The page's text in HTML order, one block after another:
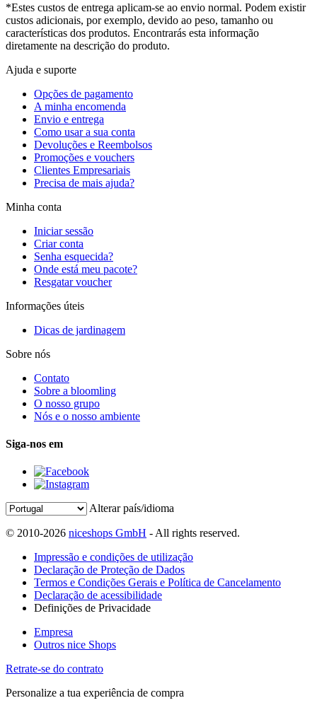
*Estes custos de entrega aplicam-se ao envio normal. Podem existir
custos adicionais, por exemplo, devido ao peso, tamanho ou
características dos produtos. Encontrarás esta informação
diretamente na descrição do produto.
Ajuda e suporte
Opções de pagamento
A minha encomenda
Envio e entrega
Como usar a sua conta
Devoluções e Reembolsos
Promoções e vouchers
Clientes Empresariais
Precisa de mais ajuda?
Minha conta
Iniciar sessão
Criar conta
Senha esquecida?
Onde está meu pacote?
Resgatar voucher
Informações úteis
Dicas de jardinagem
Sobre nós
Contato
Sobre a bloomling
O nosso grupo
Nós e o nosso ambiente
Siga-nos em
Alterar país/idioma
© 2010-2026 niceshops GmbH - All rights reserved.
Impressão e condições de utilização
Declaração de Proteção de Dados
Termos e Condições Gerais e Política de Cancelamento
Declaração de acessibilidade
Definições de Privacidade
Empresa
Outros nice Shops
Retrate-se do contrato
Personalize a tua experiência de compra